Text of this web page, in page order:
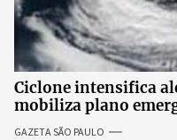
Ciclone intensifica
mobiliza plano
impactos no
GAZETA SÃO PAULO